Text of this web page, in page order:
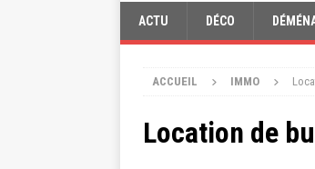
ACTU DÉCO
ACCUEIL IMMO
Location de